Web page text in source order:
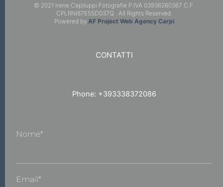
© 2021 Irene Capiluppi Fotografie P.IVA 03936260367 C.F.
CPLRNI87E55D037Q . All Rights Reserved.
Powered by AF Project Web Agency Carpi
CONTATTI
Phone: +393338372086
Nome*
Email*